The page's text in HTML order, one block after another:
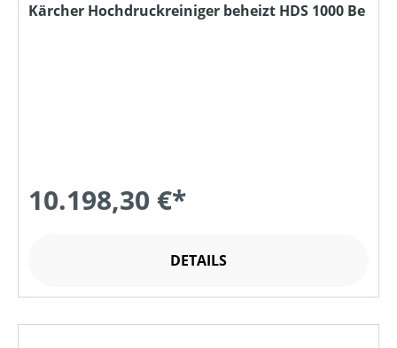
Kärcher Hochdruckreiniger beheizt HDS 1000 Be
10.198,30 €*
DETAILS